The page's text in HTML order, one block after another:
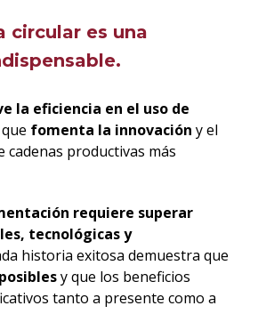
circular es una
la eficiencia en el uso de
fomenta la innovación y el
productivas más
requiere superar
tecnológicas y
historia exitosa demuestra que
y que los beneficios
tanto a presente como a